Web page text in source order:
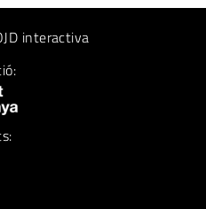
interactiva